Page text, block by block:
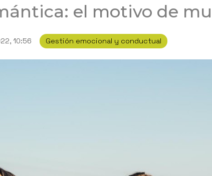
el motivo de
10:56 Gestión emocional y conductual